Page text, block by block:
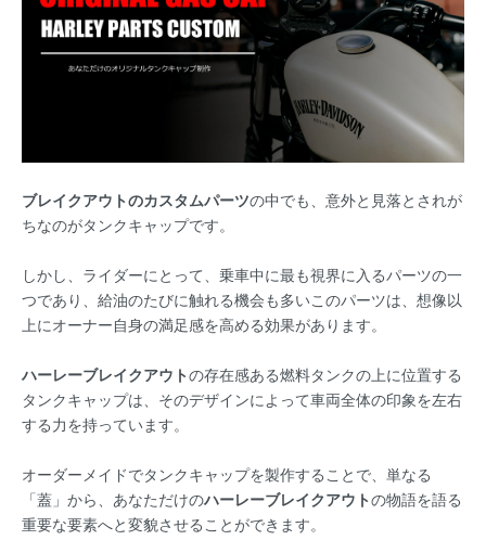
ブレイクアウトのカスタムパーツの中でも、意外と見落とされが
ちなのがタンクキャップです。
しかし、ライダーにとって、乗車中に最も視界に入るパーツの一
つであり、給油のたびに触れる機会も多いこのパーツは、想像以
上にオーナー自身の満足感を高める効果があります。
ハーレーブレイクアウトの存在感ある燃料タンクの上に位置する
タンクキャップは、そのデザインによって車両全体の印象を左右
する力を持っています。
オーダーメイドでタンクキャップを製作することで、単なる
「蓋」から、あなただけのハーレーブレイクアウトの物語を語る
重要な要素へと変貌させることができます。